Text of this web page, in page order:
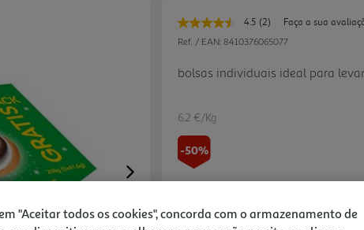
Next
4.5 Leu
2
Link
para
(2)
Faça a sua
Ref. / EAN: 8410376065077
bolsas individuais ideal para
6.2 €/Kg
-50%
Price reduced from
to
1,29 €
de 22/7/2026 a 18/8/2026
"Aceitar todos os cookies", concorda com o armazenamento de